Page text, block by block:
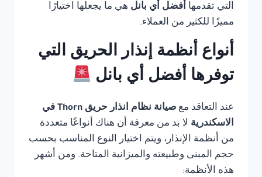
التي تقدمها أفضل أي بانل هي ما يجعلها اختيارًا
مميزًا للكثير من العملاء.
أنواع أنظمة إنذار الحريق التي
توفرها أفضل أي بانل
عند التعاقد مع
صيانة نظام انذار حريق Thorn في
الاسكندرية لا بد من معرفة أن هناك أنواعًا متعددة
من أنظمة الإنذار، ويتم اختيار النوع المناسب بحسب
حجم المبنى وطبيعته والميزانية المتاحة. ومن أشهر
هذه الأنظمة: